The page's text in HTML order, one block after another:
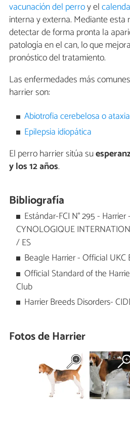
vacunación del perroy el
interna y externa. Mediante esta
detectar de forma pronta la
patología en el can, lo que
pronóstico del tratamiento.
Las enfermedades más
harrier son:
Abiotrofia cerebelosa o ataxia
Epilepsia idiopática
El perro harrier sitúa su
y los 12 años.
Bibliografía
Estándar-FCI N° 295 - Harrier
CYNOLOGIQUE
/ ES
Beagle Harrier - Official UKC
Official Standard of the
Club
Harrier Breeds Disorders-
Fotos de Harrier